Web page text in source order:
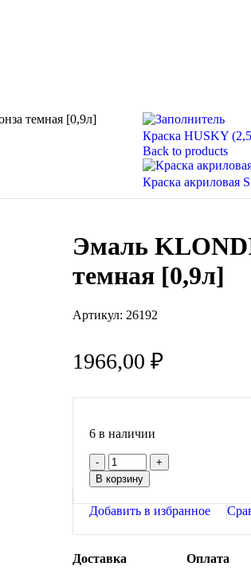
темная [0,9л]
Краска HUSKY
Back to products
Краска акриловая
Эмаль
темная [0,9л]
Артикул: 26192
1966,00 ₽
6 в наличии
В корзину
Добавить в избранное
Доставка Оплата